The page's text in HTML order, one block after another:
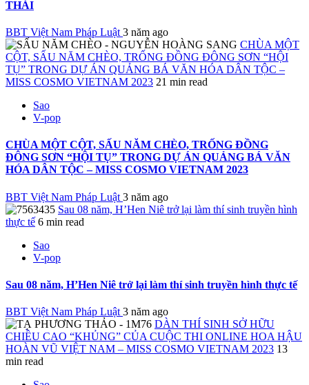
THÁI
BBT Việt Nam Pháp Luật 3 năm ago
CHÙA MỘT
CỘT, SẤU NĂM CHÈO, TRỐNG ĐỒNG ĐÔNG SƠN “HỘI
TỤ” TRONG DỰ ÁN QUẢNG BÁ VĂN HÓA DÂN TỘC –
MISS COSMO VIETNAM 2023 21 min read
Sao
V-pop
CHÙA MỘT CỘT, SẤU NĂM CHÈO, TRỐNG ĐỒNG
ĐÔNG SƠN “HỘI TỤ” TRONG DỰ ÁN QUẢNG BÁ VĂN
HÓA DÂN TỘC – MISS COSMO VIETNAM 2023
BBT Việt Nam Pháp Luật 3 năm ago
Sau 08 năm, H’Hen Niê trở lại làm thí sinh truyền hình
thực tế 6 min read
Sao
V-pop
Sau 08 năm, H’Hen Niê trở lại làm thí sinh truyền hình thực tế
BBT Việt Nam Pháp Luật 3 năm ago
DÀN THÍ SINH SỞ HỮU
CHIỀU CAO “KHỦNG” CỦA CUỘC THI ONLINE HOA HẬU
HOÀN VŨ VIỆT NAM – MISS COSMO VIETNAM 2023 13
min read